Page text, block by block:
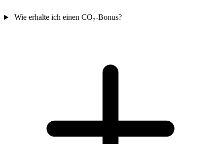
Wie erhalte ich einen CO₂-Bonus?